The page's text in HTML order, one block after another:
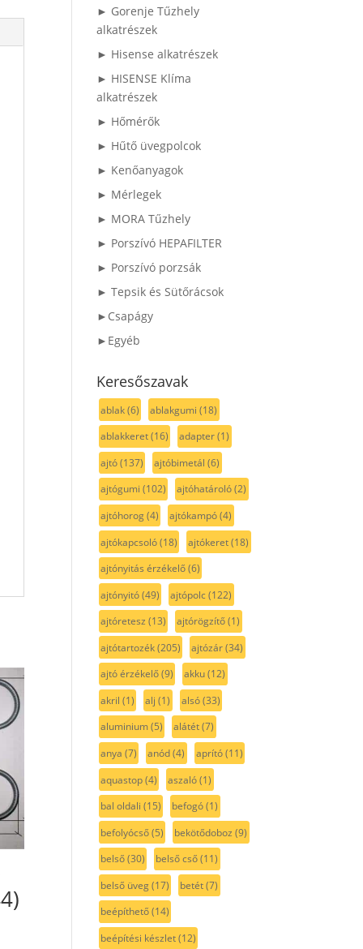
► Gorenje Tűzhely
alkatrészek
► Hisense alkatrészek
► HISENSE Klíma
alkatrészek
► Hőmérők
► Hűtő üvegpolcok
► Kenőanyagok
► Mérlegek
► MORA Tűzhely
► Porszívó HEPAFILTER
► Porszívó porzsák
► Tepsik és Sütőrácsok
►Csapágy
►Egyéb
Keresőszavak
ablak(6) ablakgumi (18)
ablakkeret(16) adapter(1)
ajtó(137) ajtóbimetál (6)
ajtógumi (102) ajtóhatároló(2)
ajtóhorog(4) ajtókampó(4)
ajtókapcsoló(18) ajtókeret(18)
ajtónyitás érzékelő(6)
ajtónyitó(49) ajtópolc(122)
ajtóretesz (13) ajtórögzítő(1)
ajtótartozék(205) ajtózár(34)
ajtó érzékelő(9) akku(12)
akril (1) alj (1) alsó(33)
aluminium(5) alátét(7)
anya (7) anód(4) aprító(11)
aquastop(4) aszaló(1)
bal oldali (15) befogó(1)
befolyócső(5) bekötődoboz (9)
belső(30) belső cső(11)
belső üveg(17) betét(7)
beépíthető(14)
beépítési készlet(12)